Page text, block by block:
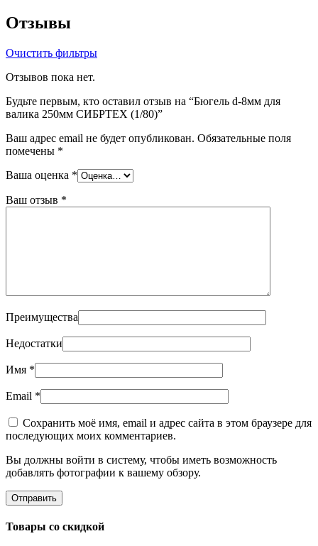
Отзывы
Очистить фильтры
Отзывов пока нет.
Будьте первым, кто оставил отзыв на “Бюгель d-8мм для
валика 250мм СИБРТЕХ (1/80)”
Ваш адрес email не будет опубликован. Обязательные поля
помечены *
Ваша оценка *
Ваш отзыв *
Преимущества
Недостатки
Имя *
Email *
Сохранить моё имя, email и адрес сайта в этом браузере для
последующих моих комментариев.
Вы должны войти в систему, чтобы иметь возможность
добавлять фотографии к вашему обзору.
Товары со скидкой